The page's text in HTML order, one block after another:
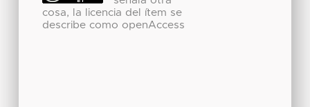
cosa, la licencia del ítem se
describe como openAccess